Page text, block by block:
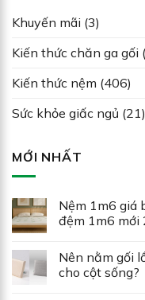
Khuyến mãi (3)
Kiến thức chăn ga gối
Kiến thức nệm (406)
Sức khỏe giấc ngủ (21)
MỚI NHẤT
Nệm 1m6 giá
đệm 1m6 mới
Nên nằm gối
cho cột sống?